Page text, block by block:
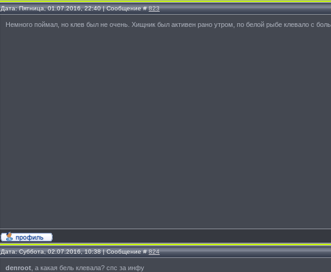
Дата: Пятница, 01.07.2016, 22:40 | Сообщение #823
Немного поймал, но клев был не очень. Хищник был активен рано утром, по белой рыбе клевало с
Дата: Суббота, 02.07.2016, 10:38 | Сообщение #824
denroot , а какая бель клевала? спс за инфу